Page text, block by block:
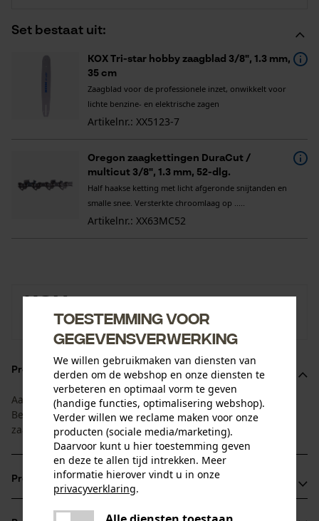
Set bestaat uit:
KOX Tri-star hobby zaagblad 3/8", 1.3 mm,
35 cm
Zaagblad voor de professionele inzet, onwikkelt voor
lichte benzine- en elektrische zagen
Artikelnr.: XX5123-7
Oregon zaagkettingen DuraCut /
multicut 3/8", 1.3 mm, 52-dlg.
Half haakse ketting met licht afgeronde snijtanden en
smalle snee. Versterkte chroomlaag op .....
Artikelnr.: XX63MC52
KOX
Naar de merkenshop van KOX
Productomschrijving
Aangepast aan de levensduur van blad en ketting:
Bespaartip 1+4 bestaat uit 1 zaagblad en 4 bijpassende
zaagkettingen.
Productvoordelen
Het KOX Tri-Star zaagblad combineert grote stabiliteit met
Toestemming voor
gegevensverwerking
We willen gebruikmaken van diensten van
derden om de webshop en onze diensten te
verbeteren en optimaal vorm te geven
(handige functies, optimalisering webshop).
Verder willen we reclame maken voor onze
producten (sociale media/marketing).
Daarvoor kunt u hier toestemming geven
en deze te allen tijd intrekken. Meer
informatie hierover vindt u in onze
privacyverklaring.